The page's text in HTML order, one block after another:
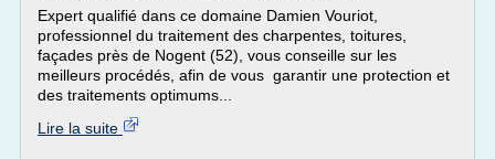
Expert qualifié dans ce domaine Damien Vouriot,
professionnel du traitement des charpentes, toitures,
façades près de Nogent (52), vous conseille sur les
meilleurs procédés, afin de vous garantir une protection et
des traitements optimums...
Lire la suite